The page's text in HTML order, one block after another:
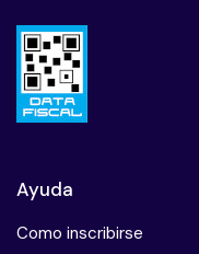
Ayuda
Como inscribirse